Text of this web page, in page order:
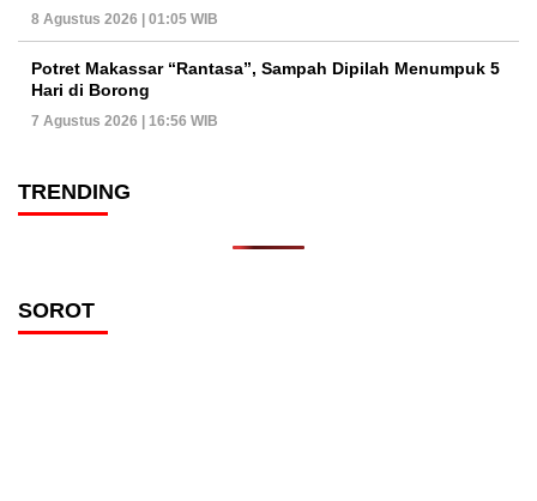
8 Agustus 2026 | 01:05 WIB
Potret Makassar “Rantasa”, Sampah Dipilah Menumpuk 5
Hari di Borong
7 Agustus 2026 | 16:56 WIB
TRENDING
SOROT